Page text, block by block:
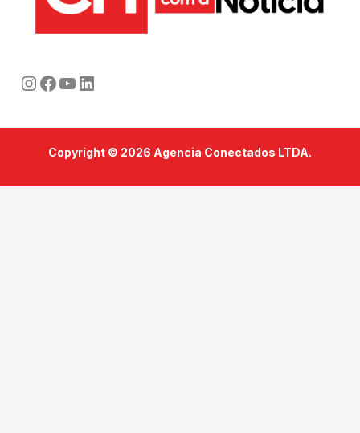
Instagram
Facebook
Youtube
LinkedIn
Copyright © 2026 Agencia Conectados LTDA.